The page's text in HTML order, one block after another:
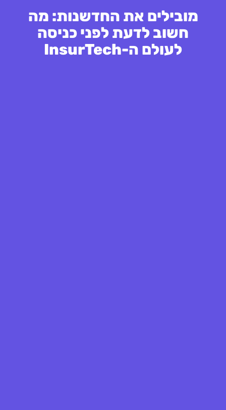
מובילים את החדשנות: מה
חשוב לדעת לפני כניסה
לעולם ה-InsurTech